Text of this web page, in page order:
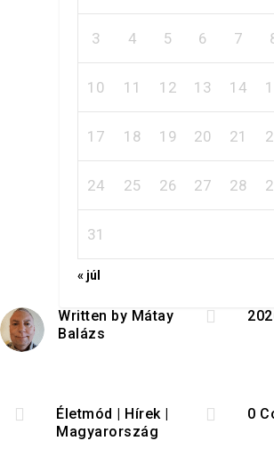
3 4 5 6 7
10 11 12 13 14
17 18 19 20 21
24 25 26 27 28
31
« júl
Written by Mátay
Balázs

 Életmód | Hírek|
Magyarország
 0